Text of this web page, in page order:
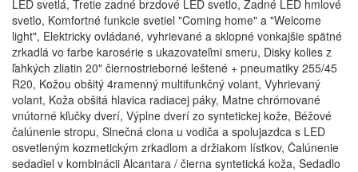
LED svetlá, Tretie zadné brzdové LED svetlo, Zadné LED hmlové
svetlo, Komfortné funkcie svetiel "Coming home" a "Welcome
light", Elektricky ovládané, vyhrievané a sklopné vonkajšie spätné
zrkadlá vo farbe karosérie s ukazovateľmi smeru, Disky kolies z
ľahkých zliatin 20" čiernostrieborné leštené + pneumatiky 255/45
R20, Kožou obšitý 4ramenný multifunkčný volant, Vyhrievaný
volant, Koža obšitá hlavica radiacej páky, Matne chrómované
vnútorné kľučky dverí, Výplne dverí zo syntetickej kože, Béžové
čalúnenie stropu, Slnečná clona u vodiča a spolujazdca s LED
osvetleným kozmetickým zrkadlom a držiakom lístkov, Čalúnenie
sedadiel v kombinácii Alcantara / čierna syntetická koža, Sedadlo